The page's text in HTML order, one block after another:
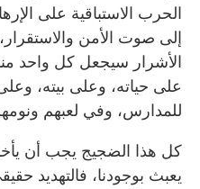
الحرب الاستباقية على
إلى صوت الأمن
الأشرار سيجعل كل واحد
على حياته، وعلى بيته،
للمدارس، وفي لعبهم
كل هذا الضجيج يجب أن
يعبث بوجودنا، فالتهديد